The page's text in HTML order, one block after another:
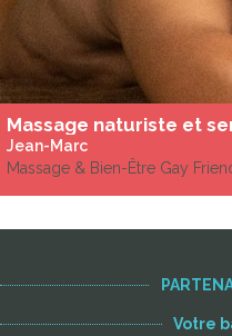
Jean-Marc
Massage & Bien-Être Gay
Votre